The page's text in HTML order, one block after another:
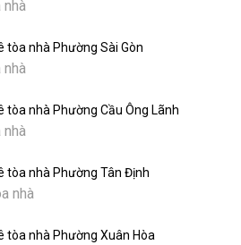
nhà
tòa nhà Phường Sài Gòn
nhà
tòa nhà Phường Cầu Ông Lãnh
nhà
tòa nhà Phường Tân Định
nhà
tòa nhà Phường Xuân Hòa